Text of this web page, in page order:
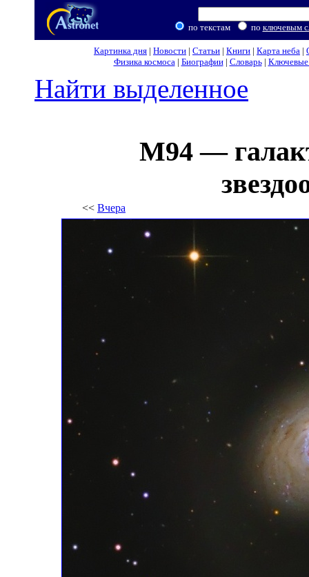
по текстам по ключевым
Картинка дня | Новости | Статьи | Книги | Карта неба |
Физика космоса| Биографии| Словарь| Ключевые
Найти выделенное
M94 —
<< Вчера